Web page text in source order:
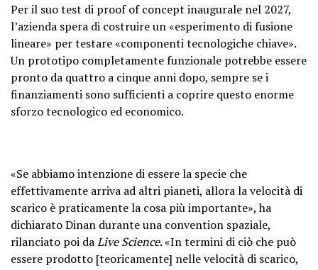
Per il suo test di proof of concept inaugurale nel 2027,
l’azienda spera di costruire un «esperimento di fusione
lineare» per testare «componenti tecnologiche chiave».
Un prototipo completamente funzionale potrebbe essere
pronto da quattro a cinque anni dopo, sempre se i
finanziamenti sono sufficienti a coprire questo enorme
sforzo tecnologico ed economico.
«Se abbiamo intenzione di essere la specie che
effettivamente arriva ad altri pianeti, allora la velocità di
scarico è praticamente la cosa più importante», ha
dichiarato Dinan durante una convention spaziale,
rilanciato poi daLive Science. «In termini di ciò che può
essere prodotto [teoricamente] nelle velocità di scarico,